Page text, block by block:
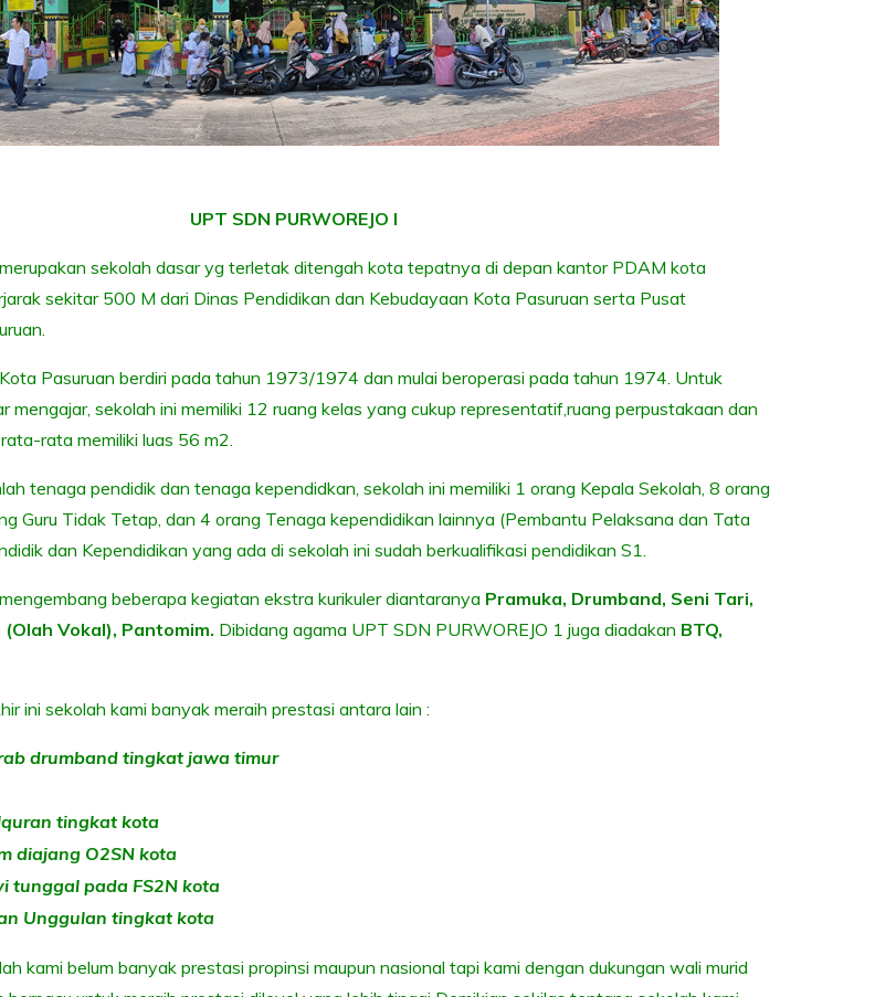
UPT SDN PURWOREJO I
merupakan sekolah dasar yg terletak ditengah kota tepatnya di depan kantor PDAM kota
sekitar 500 M dari Dinas Pendidikan dan Kebudayaan Kota Pasuruan serta Pusat
Kota Pasuruan berdiri pada tahun 1973/1974 dan mulai beroperasi pada tahun 1974. Untuk
mengajar, sekolah ini memiliki 12 ruang kelas yang cukup representatif,ruang perpustakaan dan
rata memiliki luas 56 m2.
tenaga pendidik dan tenaga kependidkan, sekolah ini memiliki 1 orang Kepala Sekolah, 8 orang
Guru Tidak Tetap, dan 4 orang Tenaga kependidikan lainnya (Pembantu Pelaksana dan Tata
dan Kependidikan yang ada di sekolah ini sudah berkualifikasi pendidikan S1.
mengembang beberapa kegiatan ekstra kurikuler diantaranya Pramuka, Drumband, Seni Tari,
Vokal), Pantomim. Dibidang agama UPT SDN PURWOREJO 1 juga diadakan BTQ,
ini sekolah kami banyak meraih prestasi antara lain :
drumband tingkat jawa timur
tingkat kota
diajang O2SN kota
tunggal pada FS2N kota
Unggulan tingkat kota
kami belum banyak prestasi propinsi maupun nasional tapi kami dengan dukungan wali murid